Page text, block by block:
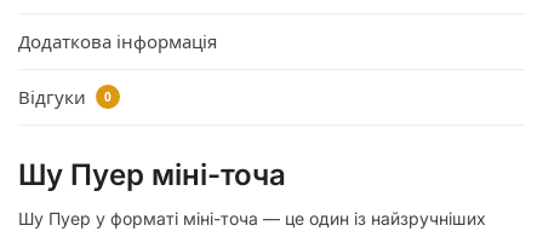
Додаткова інформація
Відгуки 0
Шу Пуер міні-точа
Шу Пуер у форматі міні-точа — це один із найзручніших